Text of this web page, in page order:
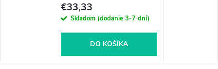
€33,33
Skladom (dodanie 3-7 dní)
DO KOŠÍKA